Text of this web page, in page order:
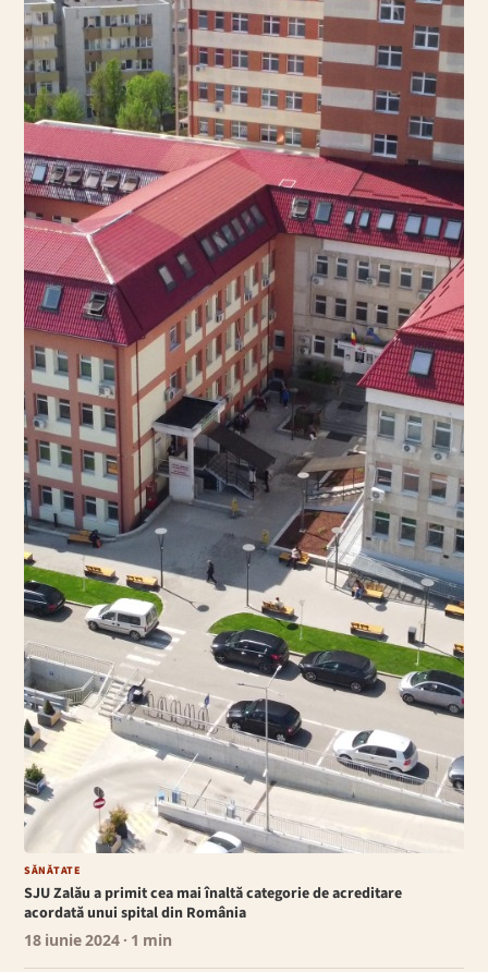
SĂNĂTATE
SJU Zalău a primit cea mai înaltă categorie de acreditare
acordată unui spital din România
18 iunie 2024 · 1 min